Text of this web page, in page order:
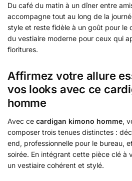
Du café du matin à un dîner entre
accompagne tout au long de la
style et reste fidèle à un goût pour le
du vestiaire moderne pour ceux qui
fioritures.
Affirmez votre allure
vos looks avec ce
homme
Avec ce cardigan kimono homme,
composer trois tenues distinctes :
end, professionnelle pour le bureau,
soirée. En intégrant cette pièce clé à
un vestiaire cohérent et stylé.